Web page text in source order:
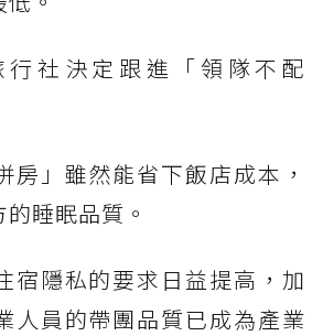
社決定跟進「領隊不配
房」雖然能省下飯店成本，
睡眠品質。
宿隱私的要求日益提高，加
人員的帶團品質已成為產業